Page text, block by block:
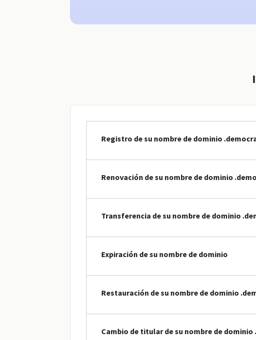
Registro de su nombre de dominio
Renovación de su nombre de dominio
Transferencia de su nombre de dominio
Expiración de su nombre de dominio
Restauración de su nombre de dominio
Cambio de titular de su nombre de dominio